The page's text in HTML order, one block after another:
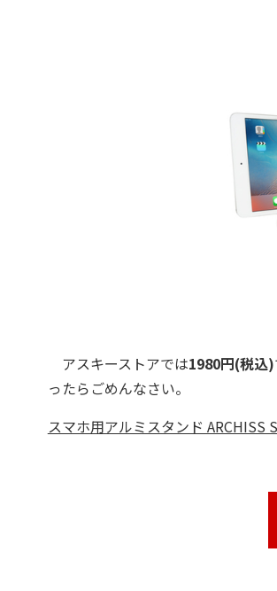
アスキーストアでは1980円(税込)
ったらごめんなさい。
スマホ用アルミスタンド ARCHISS